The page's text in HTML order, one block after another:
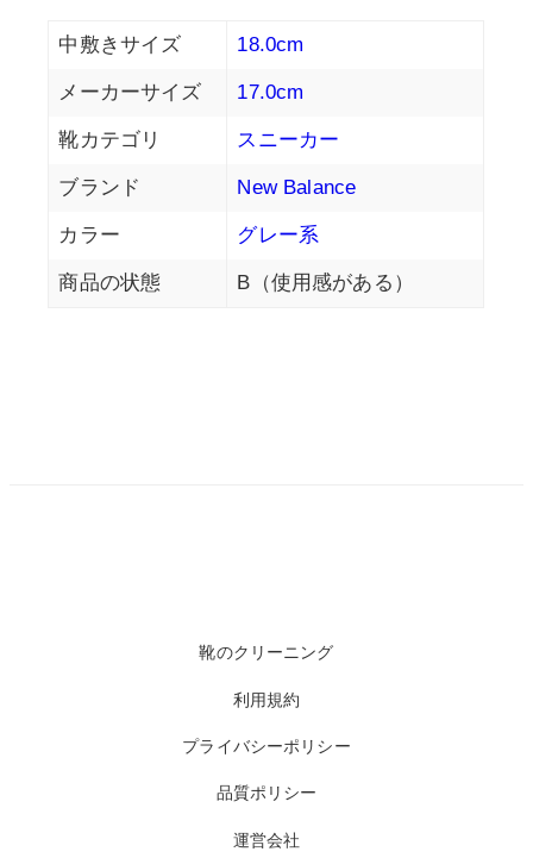
中敷きサイズ 18.0cm
メーカーサイズ 17.0cm
靴カテゴリ スニーカー
ブランド New Balance
カラー グレー系
商品の状態 B（使用感がある）
靴のクリーニング
利用規約
プライバシーポリシー
品質ポリシー
運営会社